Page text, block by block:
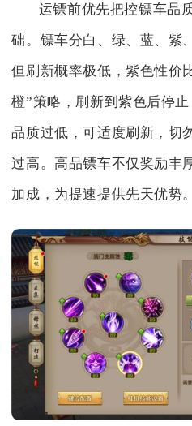
运镖前优先把控镖车品
础。镖车分白、绿、蓝、紫
但刷新概率极低，紫色性价
橙”策略，刷新到紫色后停
品质过低，可适度刷新，切
过高。高品镖车不仅奖励丰
加成，为提速提供先天优势。